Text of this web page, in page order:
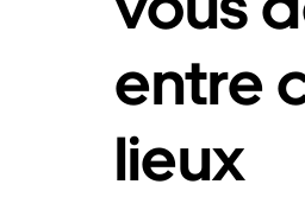
entre
lieux